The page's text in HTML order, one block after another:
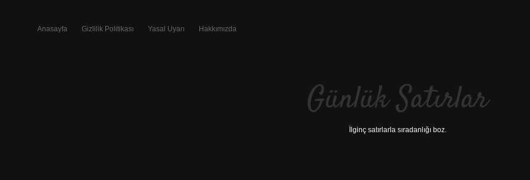
Anasayfa Gizlilik Politikası Yasal Uyarı Hakkımızda
Günlük Satırlar
İlginç satırlarla sıradanlığı boz.